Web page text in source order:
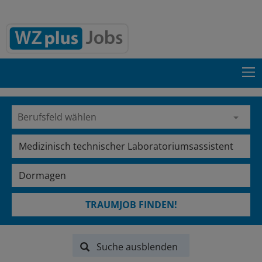
TRAUMJOB FINDEN!
Suche ausblenden